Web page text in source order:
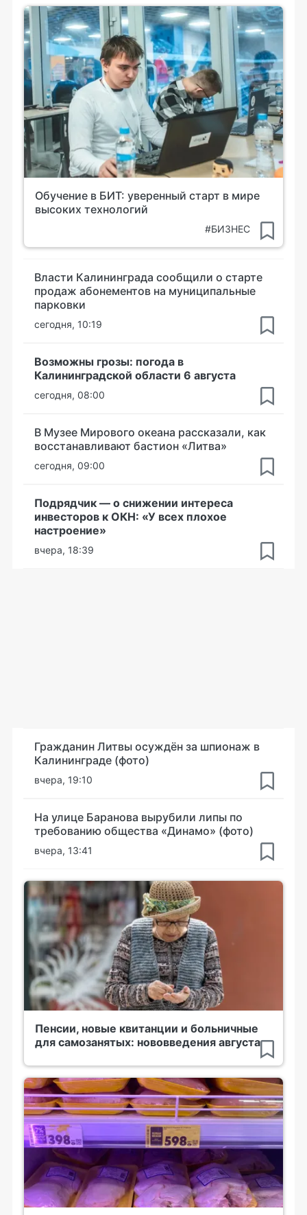
Обучение в БИТ: уверенный старт в мире
высоких технологий
#БИЗНЕС
Власти Калининграда сообщили о старте
продаж абонементов на муниципальные
парковки
сегодня, 10:19
Возможны грозы: погода в
Калининградской области 6 августа
сегодня, 08:00
В Музее Мирового океана рассказали, как
восстанавливают бастион «Литва»
сегодня, 09:00
Подрядчик — о снижении интереса
инвесторов к ОКН: «У всех плохое
настроение»
вчера, 18:39
Гражданин Литвы осуждён за шпионаж в
Калининграде (фото)
вчера, 19:10
На улице Баранова вырубили липы по
требованию общества «Динамо» (фото)
вчера, 13:41
Пенсии, новые квитанции и больничные
для самозанятых: нововведения августа